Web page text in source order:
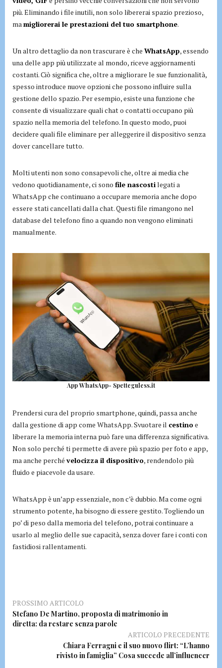
più. Eliminando i file inutili, non solo libererai spazio prezioso,
mamigliorerai le prestazioni del tuo smartphone.
Un altro dettaglio da non trascurare è che WhatsApp, essendo
una delle app più utilizzate al mondo, riceve aggiornamenti
costanti. Ciò significa che, oltre a migliorare le sue funzionalità,
spesso introduce nuove opzioni che possono influire sulla
gestione dello spazio. Per esempio, esiste una funzione che
consente di visualizzare quali chat o contatti occupano più
spazio nella memoria del telefono. In questo modo, puoi
decidere quali file eliminare per alleggerire il dispositivo senza
dover cancellare tutto.
Molti utenti non sono consapevoli che, oltre ai media che
vedono quotidianamente, ci sono file nascostilegati a
WhatsApp che continuano a occupare memoria anche dopo
essere stati cancellati dalla chat. Questi file rimangono nel
database del telefono fino a quando non vengono eliminati
manualmente.
App WhatsApp- Spetteguless.it
Prendersi cura del proprio smartphone, quindi, passa anche
dalla gestione di app come WhatsApp. Svuotare il cestinoe
liberare la memoria interna può fare una differenza significativa.
Non solo perché ti permette di avere più spazio per foto e app,
ma anche perché velocizza il dispositivo, rendendolo più
fluido e piacevole da usare.
WhatsApp è un’app essenziale, non c’è dubbio. Ma come ogni
strumento potente, ha bisogno di essere gestito. Togliendo un
po’ di peso dalla memoria del telefono, potrai continuare a
usarlo al meglio delle sue capacità, senza dover fare i conti con
fastidiosi rallentamenti.
PROSSIMO ARTICOLO
Stefano De Martino, proposta di matrimonio in
diretta: da restare senza parole
ARTICOLO PRECEDENTE
Chiara Ferragni e il suo nuovo flirt: “L’hanno
rivisto in famiglia” Cosa succede all’influencer